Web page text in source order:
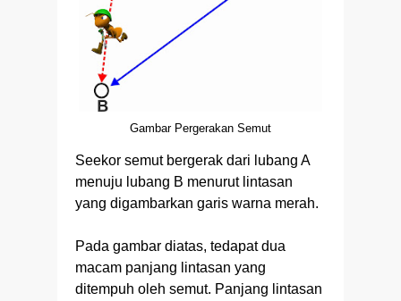
Gambar Pergerakan Semut
Seekor semut bergerak dari lubang A
menuju lubang B menurut lintasan
yang digambarkan garis warna merah.
Pada gambar diatas, tedapat dua
macam panjang lintasan yang
ditempuh oleh semut. Panjang lintasan